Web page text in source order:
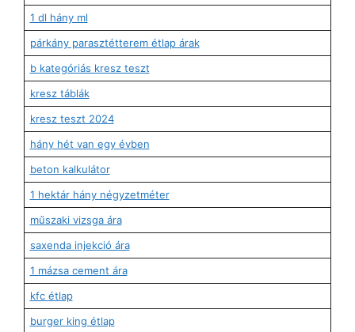
1 dl hány ml
párkány parasztétterem étlap árak
b kategóriás kresz teszt
kresz táblák
kresz teszt 2024
hány hét van egy évben
beton kalkulátor
1 hektár hány négyzetméter
műszaki vizsga ára
saxenda injekció ára
1 mázsa cement ára
kfc étlap
burger king étlap